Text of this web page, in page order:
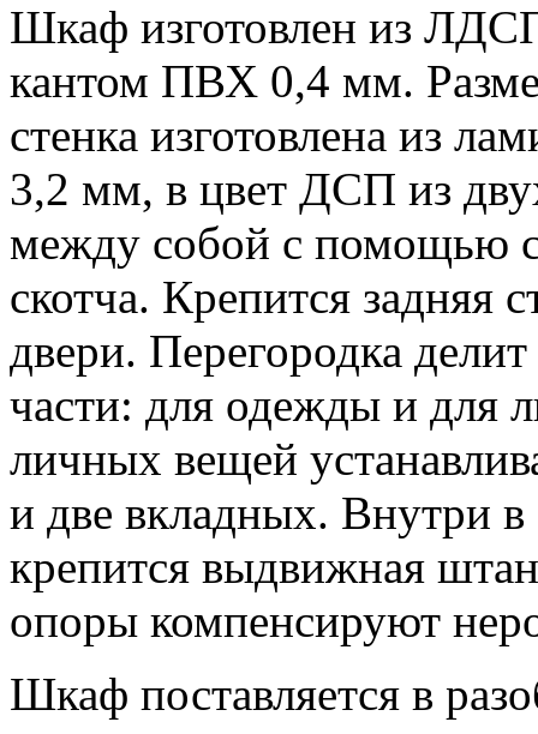
Шкаф изготовлен из
кантом ПВХ 0,4 мм.
стенка изготовлена из
3,2 мм, в цвет ДСП из
между собой с помощью
скотча. Крепится задняя
двери. Перегородка
части: для одежды и для
личных вещей
и две вкладных. Внутри
крепится выдвижная
опоры компенсируют
Шкаф поставляется в